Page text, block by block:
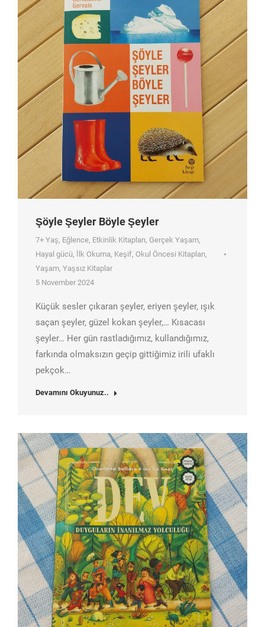
Şöyle Şeyler Böyle Şeyler
7+ Yaş, Eğlence, Etkinlik Kitapları, Gerçek Yaşam,
Hayal gücü, İlk Okuma, Keşif, Okul Öncesi Kitapları,
Yaşam, Yaşsız Kitaplar
5 November 2024
Küçük sesler çıkaran şeyler, eriyen şeyler, ışık
saçan şeyler, güzel kokan şeyler,… Kısacası
şeyler… Her gün rastladığımız, kullandığımız,
farkında olmaksızın geçip gittiğimiz irili ufaklı
pekçok…
Devamını Okuyunuz..